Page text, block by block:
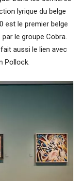
lyrique du belge
est le premier belge
le groupe Cobra.
aussi le lien avec
Pollock.